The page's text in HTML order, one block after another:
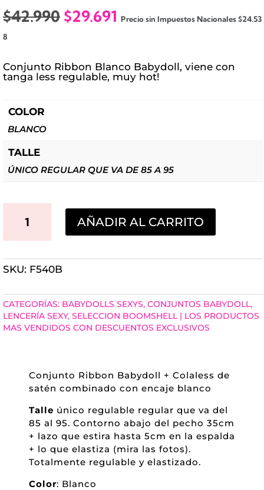
$42.990 El
era:
$42.990.
$29.691 El
es:
$29.691.
Precio sin Impuestos Nacionales$24.53
8
Conjunto Ribbon Blanco Babydoll, viene con
tanga less regulable, muy hot!
COLOR
BLANCO
TALLE
ÚNICO REGULAR QUE VA DE 85 A 95
BABYDOLL
+
COLALESS
CANTIDAD
AÑADIR AL CARRITO
SKU: F540B
CATEGORÍAS: BABYDOLLS SEXYS, CONJUNTOS BABYDOLL,
LENCERÍA SEXY, SELECCION BOOMSHELL | LOS PRODUCTOS
MAS VENDIDOS CON DESCUENTOS EXCLUSIVOS
Conjunto Ribbon Babydoll + Colaless de
satén combinado con encaje blanco
Talle único regulable regular que va del
85 al 95. Contorno abajo del pecho 35cm
+ lazo que estira hasta 5cm en la espalda
+ lo que elastiza (mira las fotos).
Totalmente regulable y elastizado.
Color: Blanco